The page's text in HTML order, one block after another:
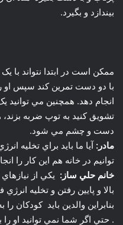
با دو دست تمرين کند سپس او
مادر:
آيا ما بايد براي تخليه
توانيم در خانه هم اين کار را
خانم حلي ساز:
يکي از
بالا و پايين رفتن و تخليه
بنابراين والدين بايد کودکان را
. حتي اگر شما نمي توانيد او را
حتي محدوده اطراف خانه با
امکان دوچرخه سواري را براي